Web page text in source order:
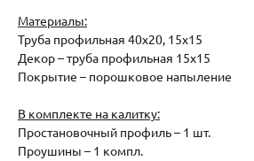
Материалы:
Труба профильная 40х20, 15х15
Декор – труба профильная 15х15
Покрытие – порошковое напыление
В комплекте на калитку:
Простановочный профиль – 1 шт.
Проушины – 1 компл.